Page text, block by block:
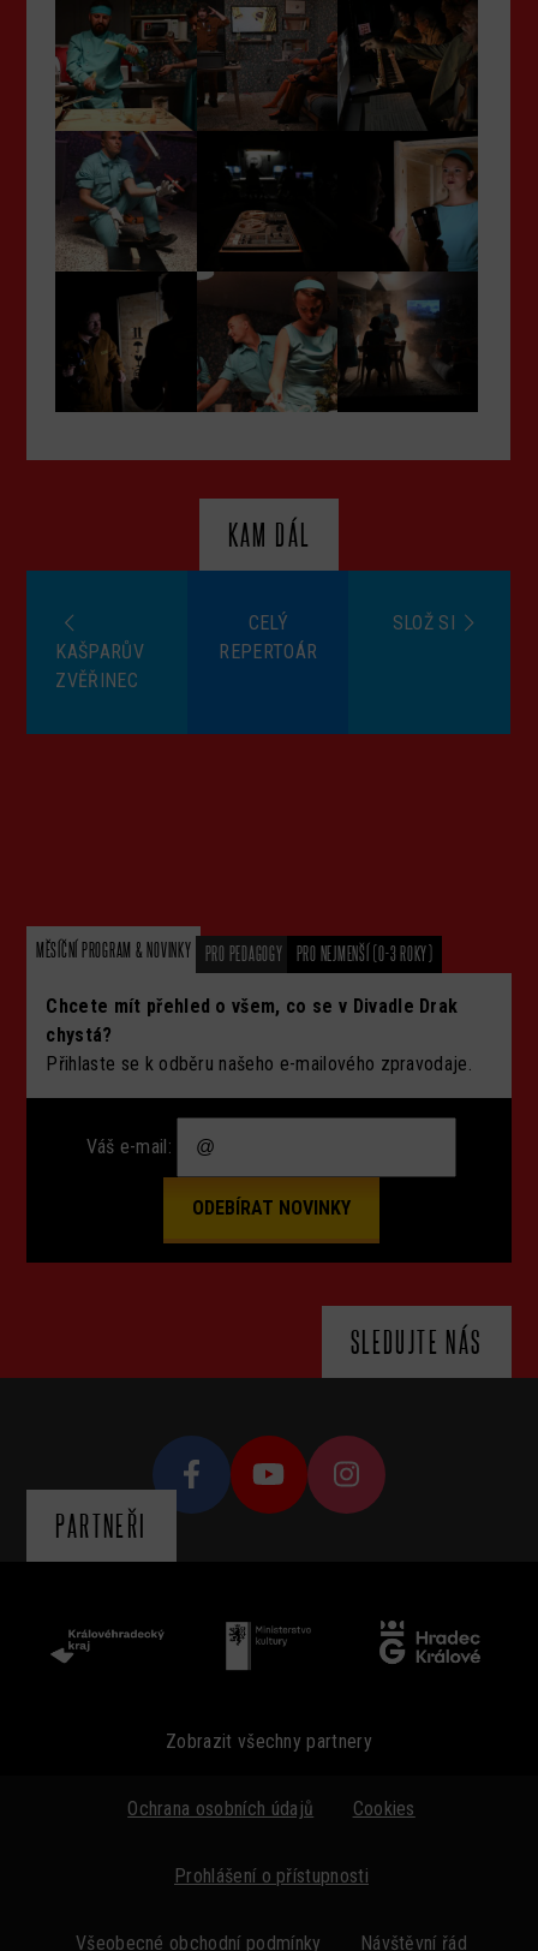
KAM DÁL
KAŠPARŮV
ZVĚŘINEC
CELÝ
REPERTOÁR
SLOŽ SI
MĚSÍČNÍ PROGRAM & NOVINKY PRO PEDAGOGY PRO NEJMENŠÍ (0-3 ROKY)
Chcete mít přehled o všem, co se v Divadle Drak
chystá?
Přihlaste se k odběru našeho e-mailového zpravodaje.
Váš e-mail:
SLEDUJTE NÁS
PARTNEŘI
Zobrazit všechny partnery
Ochrana osobních údajů Cookies
Prohlášení o přístupnosti
Všeobecné obchodní podmínky Návštěvní řád